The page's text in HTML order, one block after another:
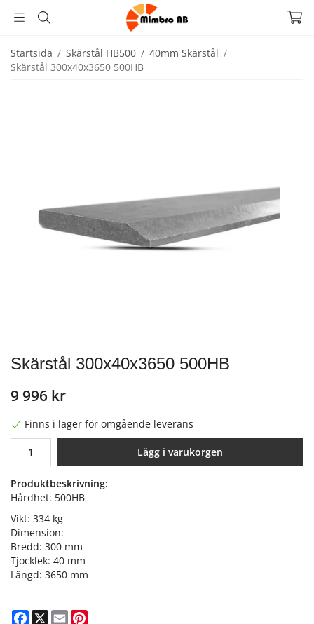
Startsida / Skärstål HB500 / 40mm Skärstål /
Skärstål 300x40x3650 500HB
Skärstål 300x40x3650 500HB
9 996 kr
Finns i lager för omgående leverans
Lägg i varukorgen
Produktbeskrivning:
Hårdhet: 500HB
Vikt: 334 kg
Dimension:
Bredd: 300 mm
Tjocklek: 40 mm
Längd: 3650 mm
Facebook
X Email